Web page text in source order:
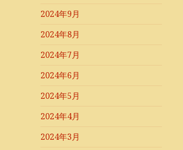
2024年9月
2024年8月
2024年7月
2024年6月
2024年5月
2024年4月
2024年3月